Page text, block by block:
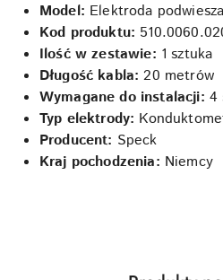
Model: Elektroda
Kod produktu:
Ilość w zestawie: 1 sztuka
Długość kabla: 20 metrów
Wymagane do instalacji: 4
Typ elektrody:
Producent: Speck
Kraj pochodzenia: Niemcy